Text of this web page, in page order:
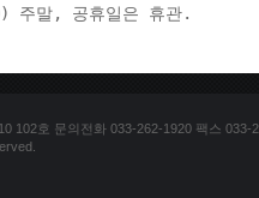
주말, 공휴일은 휴관.
102호 문의전화 033-262-1920 팩스 033-